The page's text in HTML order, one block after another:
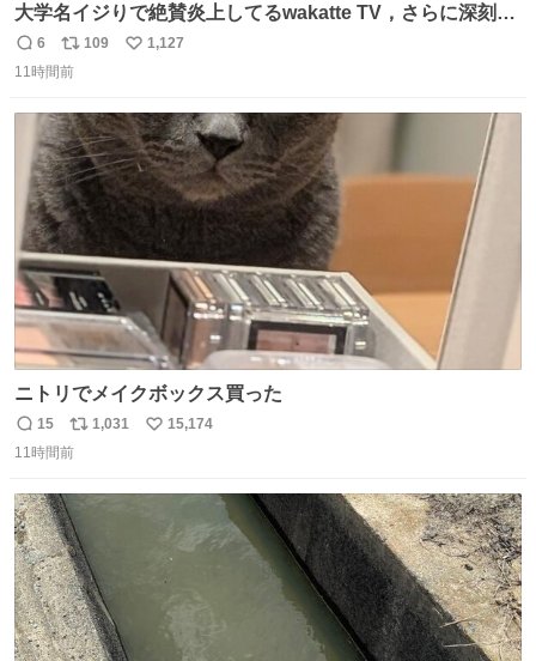
大学名イジりで絶賛炎上してるwakatte TV，さらに深刻な
問題はこっちでは？ ・都内の特定企業に入るのを極度に推
奨し，それ以外の地域で堅実に生きるのを周縁化する ・恋
化する ・院生が研究環境を求め他大学に移るのを批判する
過去例↓
返
信
6
リ
ポ
ト
数
109
い
数
1,127
11時間前
ニトリでメイクボックス買った
返
信
15
リ
ポ
ト
数
1,031
い
15,174
11時間前